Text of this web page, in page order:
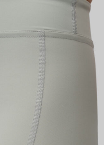
ТРИАТЛОНА И БЕГА.